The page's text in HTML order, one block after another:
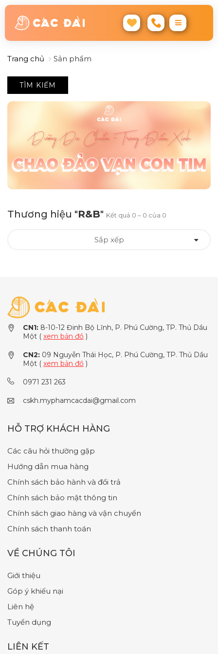
Trang chủ Sản phẩm
TÌM KIẾM
Thương hiệu "R&B" Kết quả 0 – 0 của 0
Sắp xếp
CN1: 8-10-12 Đinh Bộ Lĩnh, P. Phú Cường, TP. Thủ Dầu
Một ( xem bản đồ )
CN2: 09 Nguyễn Thái Học, P. Phú Cường, TP. Thủ Dầu
Một ( xem bản đồ )
0971 231 263
cskh.myphamcacdai@gmail.com
HỖ TRỢ KHÁCH HÀNG
Các câu hỏi thường gặp
Hướng dẫn mua hàng
Chính sách bảo hành và đổi trả
Chính sách bảo mật thông tin
Chính sách giao hàng và vận chuyển
Chính sách thanh toán
VỀ CHÚNG TÔI
Giới thiệu
Góp ý khiếu nại
Liên hệ
Tuyển dụng
LIÊN KẾT